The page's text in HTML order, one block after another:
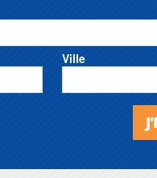
Ville